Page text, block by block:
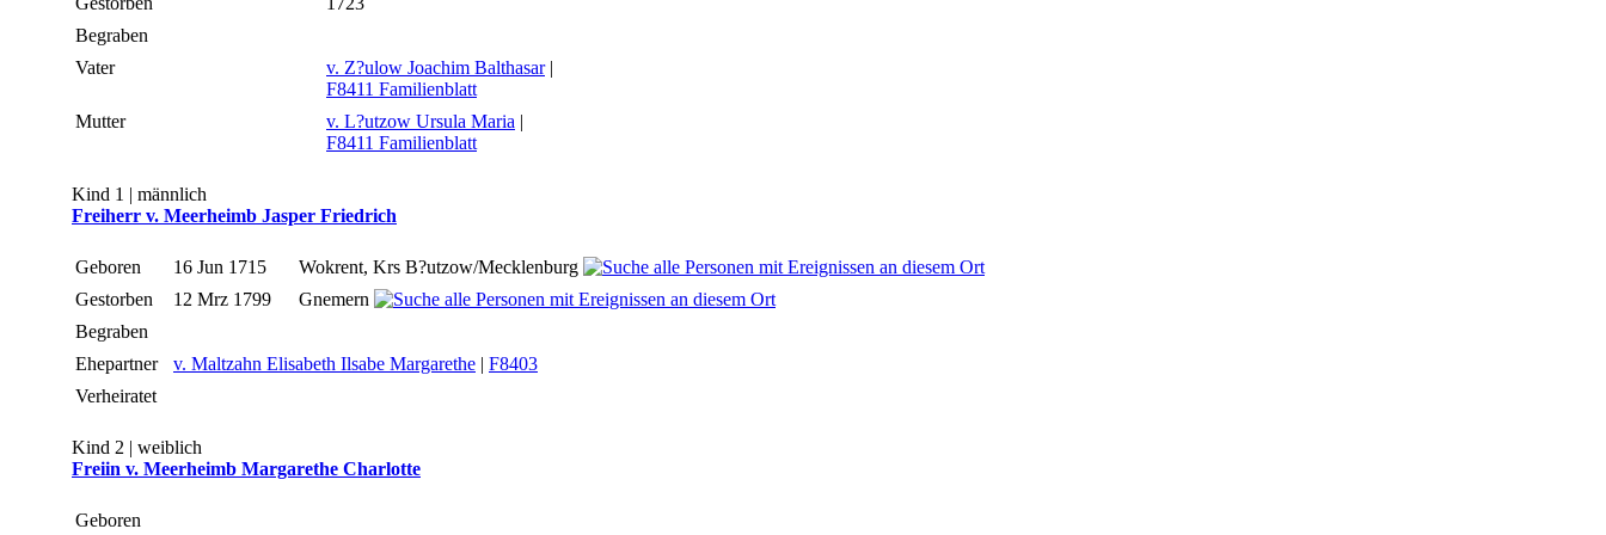
Begraben
Vater
v. Z?ulow Joachim Balthasar|
F8411 Familienblatt
Mutter
v. L?utzow Ursula Maria |
F8411 Familienblatt
Kind 1 | männlich
Freiherr v. Meerheimb Jasper Friedrich
Geboren 16 Jun 1715
Wokrent, Krs B?utzow/Mecklenburg
Gestorben
12 Mrz 1799
Gnemern
Begraben
Ehepartner
v. Maltzahn Elisabeth Ilsabe Margarethe | F8403
Verheiratet
Kind 2 | weiblich
Freiin v. Meerheimb Margarethe Charlotte
Geboren